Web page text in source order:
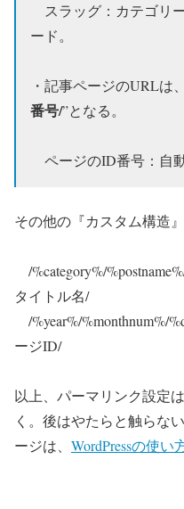
スラッグ：カテゴリ
ード。
・記事ページのURLは
番号/”となる。
ページのID番号：自
その他の『カスタム構造
/%category%/
タイトル名/
/%year%/%monthnum%/
ージID/
以上、パーマリンク設定
く。後はやたらと触
ージは、 WordPressの使い